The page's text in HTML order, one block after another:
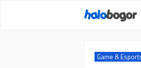
Game &